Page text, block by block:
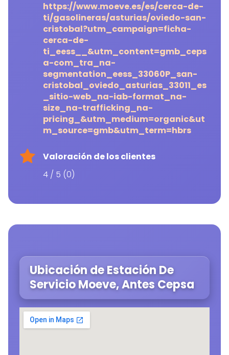
https://www.moeve.es/es/cerca-de-
ti/gasolineras/asturias/oviedo-san-
cristobal?utm_campaign=ficha-
cerca-de-
ti_eess__&utm_content=gmb_ceps
a-com_tra_na-
segmentation_eess_33060P_san-
cristobal_oviedo_asturias_33011_es
_sitio-web_na-iab-format_na-
size_na-trafficking_na-
pricing_&utm_medium=organic&ut
m_source=gmb&utm_term=hbrs
Valoración de los clientes
4 / 5 (0)
Ubicación de Estación De
Servicio Moeve, Antes Cepsa